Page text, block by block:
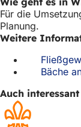
Für die
Planung.
Weitere
Bäche
Auch interessant